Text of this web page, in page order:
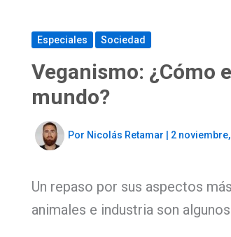
Especiales Sociedad
Veganismo: ¿Cómo
mundo?
Por Nicolás Retamar 2
Un repaso por sus aspectos
animales e industria son